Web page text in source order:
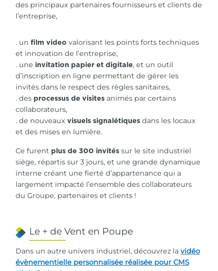
des principaux partenaires fournisseurs et clients de
l’entreprise,
. un film video valorisant les points forts techniques
et innovation de l’entreprise,
. une invitation papier et digitale, et un outil
d’inscription en ligne permettant de gérer les
invités dans le respect des règles sanitaires,
. des processus de visites animés par certains
collaborateurs,
. de nouveaux visuels signalétiques dans les locaux
et des mises en lumière.
Ce furent plus de 300 invités sur le site industriel
siège, répartis sur 3 jours, et une grande dynamique
interne créant une fierté d’appartenance qui a
largement impacté l’ensemble des collaborateurs
du Groupe, partenaires et clients !
Le + de Vent en Poupe
Dans un autre univers industriel, découvrez la vidéo
évènementielle personnalisée réalisée pour CMS